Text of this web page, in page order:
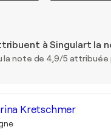
à Singulart la
la note de 4,9/5 attribuée
Kretschmer